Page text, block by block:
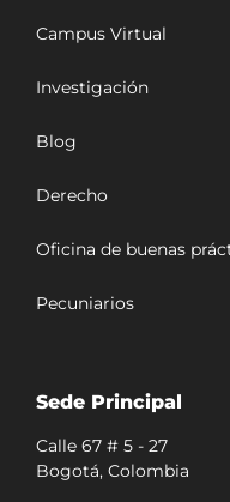
Campus Virtual
Investigación
Blog
Derecho
Oficina de buenas
Pecuniarios
Sede Principal
Calle 67 # 5 - 27
Bogotá, Colombia